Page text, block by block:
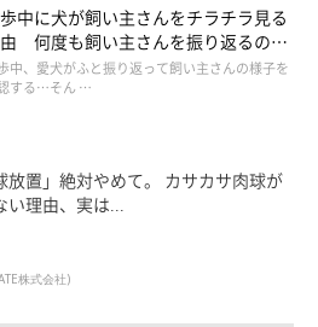
ート！
内をぐるりと回ってから彩湖沿いを
を取りながら約1時間半かけて各自
くコ、飼い主さんから離れないコな
中に犬が飼い主さんをチラチラ見る
何度も飼い主さんを振り返るのは
？
中、愛犬がふと振り返って飼い主さんの様子を
する…そん …
放置」絶対やめて。 カサカサ肉球が
い理由、実は...
株式会社)